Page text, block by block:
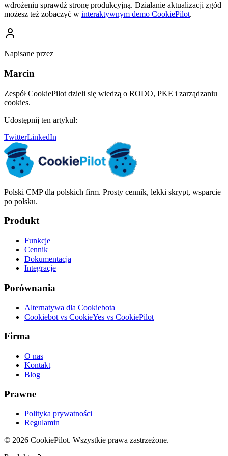
wdrożeniu sprawdź stronę produkcyjną. Działanie aktualizacji zgód
możesz też zobaczyć w interaktywnym demo CookiePilot.
Napisane przez
Marcin
Zespół CookiePilot dzieli się wiedzą o RODO, PKE i zarządzaniu
cookies.
Udostępnij ten artykuł:
TwitterLinkedIn
Polski CMP dla polskich firm. Prosty cennik, lekki skrypt, wsparcie
po polsku.
Produkt
Funkcje
Cennik
Dokumentacja
Integracje
Porównania
Alternatywa dla Cookiebota
Cookiebot vs CookieYes vs CookiePilot
Firma
O nas
Kontakt
Blog
Prawne
Polityka prywatności
Regulamin
© 2026 CookiePilot. Wszystkie prawa zastrzeżone.